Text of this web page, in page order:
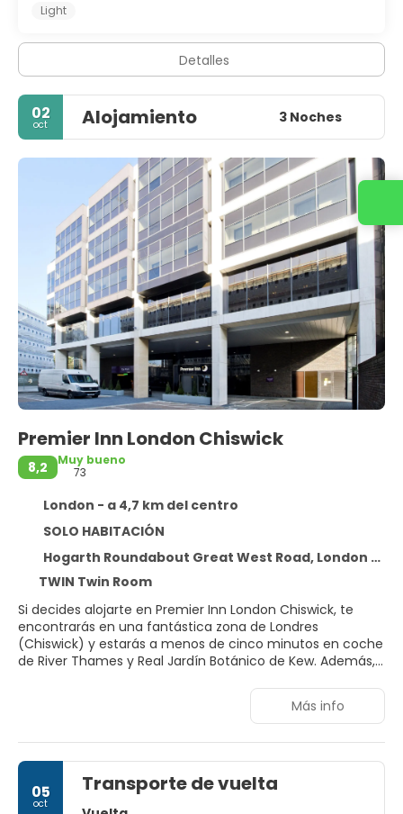
Light
Detalles
02
oct Alojamiento 3 Noches
Premier Inn London Chiswick
8,2
Muy bueno
73
London - a 4,7 km del centro
SOLO HABITACIÓN
Hogarth Roundabout Great West Road, London W4 2TH
TWIN Twin Room
Si decides alojarte en Premier Inn London Chiswick, te
encontrarás en una fantástica zona de Londres
(Chiswick) y estarás a menos de cinco minutos en coche
de River Thames y Real Jardín Botánico de Kew. Además,
Este hotel para no fumadores se construyó en 2017.
Te sentirás como en tu propia casa en cualquiera de las
167 habitaciones.
Más info
05
oct
Transporte de vuelta
Contacta con nosotros